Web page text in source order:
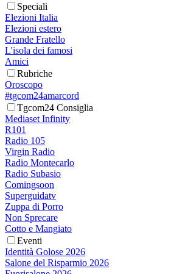
Speciali
Elezioni Italia
Elezioni estero
Grande Fratello
L'isola dei famosi
Amici
Rubriche
Oroscopo
#tgcom24amarcord
Tgcom24 Consiglia
Mediaset Infinity
R101
Radio 105
Virgin Radio
Radio Montecarlo
Radio Subasio
Comingsoon
Superguidatv
Zuppa di Porro
Non Sprecare
Cotto e Mangiato
Eventi
Identità Golose 2026
Salone del Risparmio 2026